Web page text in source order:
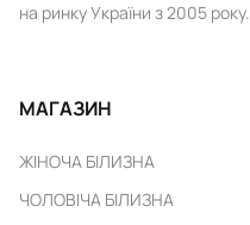
на ринку України з 2005 року.
МАГАЗИН
ЖІНОЧА БІЛИЗНА
ЧОЛОВІЧА БІЛИЗНА